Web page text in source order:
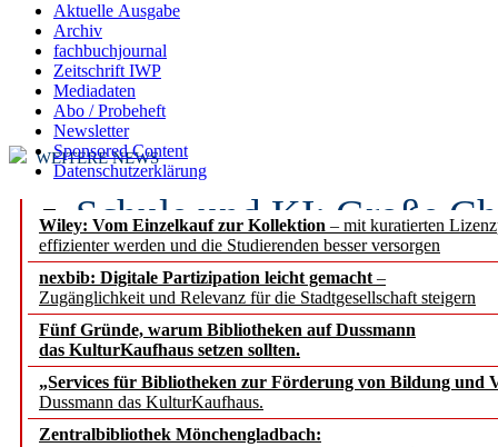
Aktuelle Ausgabe
Archiv
fachbuchjournal
Zeitschrift IWP
Mediadaten
Abo / Probeheft
Newsletter
Sponsored Content
Datenschutzerklärung
Wiley: Vom Einzelkauf zur Kollektion – mit kuratierten
effizienter werden und die Studierenden besser versorgen
nexbib: Digitale Partizipation leicht gemacht –
Zugänglichkeit und Relevanz für die Stadtgesellschaft steigern
Fünf Gründe, warum Bibliotheken auf Dussmann
das KulturKaufhaus setzen sollten.
„Services für Bibliotheken zur Förderung von Bildung und
Dussmann das KulturKaufhaus.
Zentralbibliothek Mönchengladbach:
WEITERE NEWS
Schule und KI: Große
Voraussetzungen
Erfolgreiches erstes
Segment Research –
angepasst